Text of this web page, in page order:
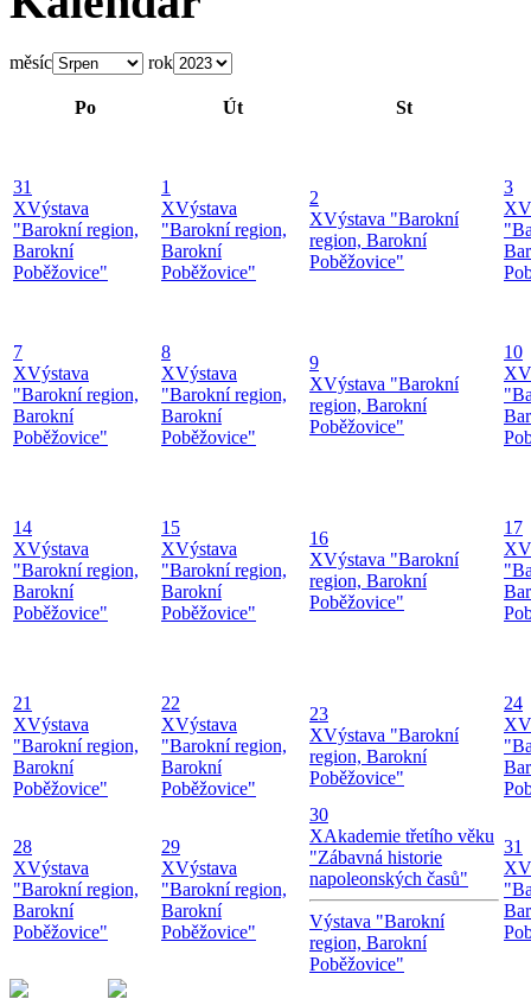
měsíc rok
Po Út St
31
XVýstava
"Barokní region,
Barokní
Poběžovice"
1
XVýstava
"Barokní region,
Barokní
Poběžovice"
2
XVýstava "Barokní
region, Barokní
Poběžovice"
3
X
7
XVýstava
"Barokní region,
Barokní
Poběžovice"
8
XVýstava
"Barokní region,
Barokní
Poběžovice"
9
XVýstava "Barokní
region, Barokní
Poběžovice"
10
X
14
XVýstava
"Barokní region,
Barokní
Poběžovice"
15
XVýstava
"Barokní region,
Barokní
Poběžovice"
16
XVýstava "Barokní
region, Barokní
Poběžovice"
17
X
21
XVýstava
"Barokní region,
Barokní
Poběžovice"
22
XVýstava
"Barokní region,
Barokní
Poběžovice"
23
XVýstava "Barokní
region, Barokní
Poběžovice"
24
X
28
XVýstava
"Barokní region,
Barokní
Poběžovice"
29
XVýstava
"Barokní region,
Barokní
Poběžovice"
30
XAkademie třetího věku
"Zábavná historie
napoleonských časů"
Výstava "Barokní
region, Barokní
Poběžovice"
31
X